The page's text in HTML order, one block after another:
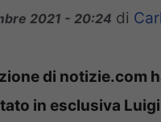
2021 - 20:24 di
di notizie.com
in esclusiva